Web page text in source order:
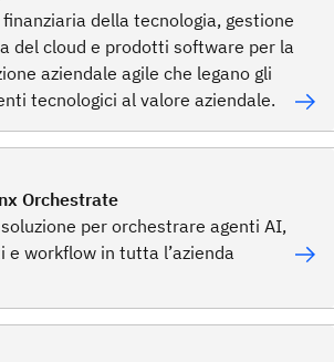
della tecnologia, gestione
del cloud e prodotti software per la
aziendale agile che legano gli
tecnologici al valore aziendale.
Orchestrate
soluzione per orchestrare agenti AI,
e workflow in tutta l’azienda